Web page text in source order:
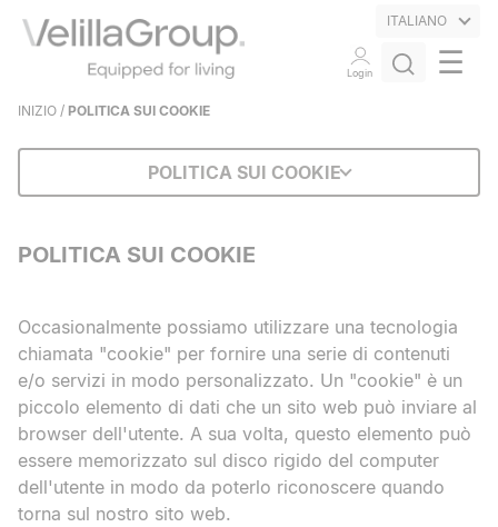
ITALIANO
Login ☰
INIZIO / POLITICA SUI COOKIE
POLITICA SUI COOKIE
POLITICA SUI COOKIE
Occasionalmente possiamo utilizzare una tecnologia
chiamata "cookie" per fornire una serie di contenuti
e/o servizi in modo personalizzato. Un "cookie" è un
piccolo elemento di dati che un sito web può inviare al
browser dell'utente. A sua volta, questo elemento può
essere memorizzato sul disco rigido del computer
dell'utente in modo da poterlo riconoscere quando
torna sul nostro sito web.